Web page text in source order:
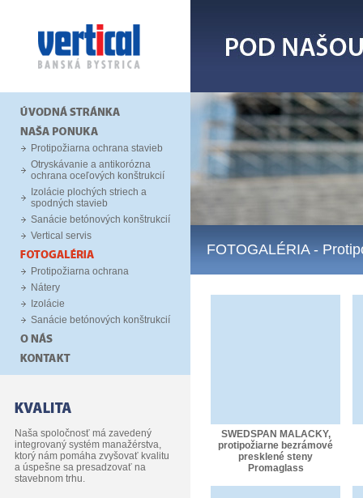
Protipožiarna ochrana stavieb
Otryskávanie a antikorózna
ochrana oceľových konštrukcií
Izolácie plochých striech a
spodných stavieb
Sanácie betónových konštrukcií
Vertical servis
Protipožiarna ochrana
Nátery
Izolácie
Sanácie betónových konštrukcií
Naša spoločnosť má zavedený
integrovaný systém manažérstva,
ktorý nám pomáha zvyšovať kvalitu
a úspešne sa presadzovať na
stavebnom trhu.
FOTOGALÉRIA-
SWEDSPAN MALACKY,
protipožiarne bezrámové
presklené steny
Promaglass